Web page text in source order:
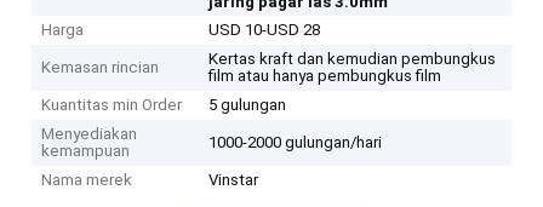
Harga
USD 10-USD 28
Kemasan rincian
Kertas kraft dan kemudian pembungkus
film atau hanya pembungkus film
Kuantitas min Order
5 gulungan
Menyediakan
kemampuan
1000-2000 gulungan/hari
Nama merek Vinstar